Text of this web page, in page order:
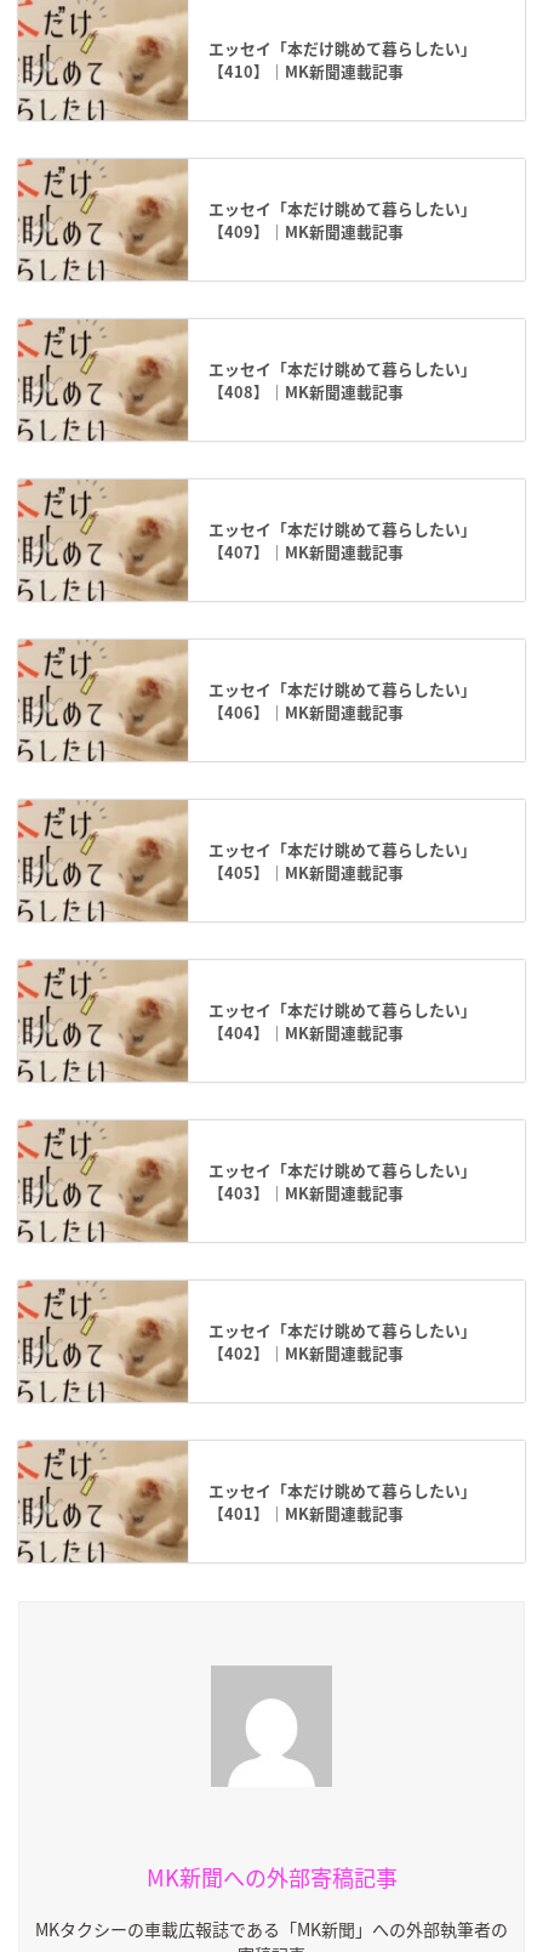
エッセイ「本だけ眺めて暮らしたい」
【410】｜MK新聞連載記事
エッセイ「本だけ眺めて暮らしたい」
【409】｜MK新聞連載記事
エッセイ「本だけ眺めて暮らしたい」
【408】｜MK新聞連載記事
エッセイ「本だけ眺めて暮らしたい」
【407】｜MK新聞連載記事
エッセイ「本だけ眺めて暮らしたい」
【406】｜MK新聞連載記事
エッセイ「本だけ眺めて暮らしたい」
【405】｜MK新聞連載記事
エッセイ「本だけ眺めて暮らしたい」
【404】｜MK新聞連載記事
エッセイ「本だけ眺めて暮らしたい」
【403】｜MK新聞連載記事
エッセイ「本だけ眺めて暮らしたい」
【402】｜MK新聞連載記事
エッセイ「本だけ眺めて暮らしたい」
【401】｜MK新聞連載記事
MK新聞への外部寄稿記事
MKタクシーの車載広報誌である「MK新聞」への外部執筆者の